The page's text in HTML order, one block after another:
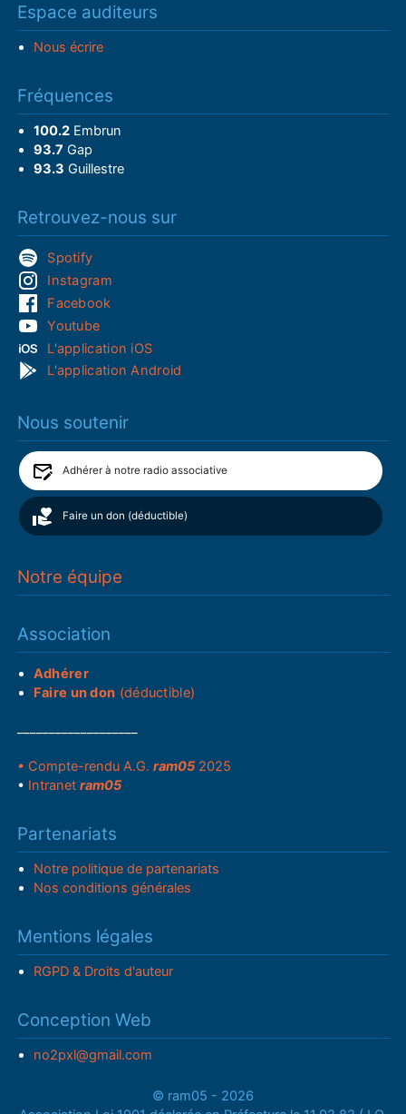
Espace auditeurs
Nous écrire
Fréquences
100.2Embrun
93.7 Gap
93.3 Guillestre
Retrouvez-nous sur
Spotify
Instagram
Facebook
Youtube
L'application iOS
L'application Android
Nous soutenir
Adhérer à notre radio associative
Faire un don (déductible)
Notre équipe
Association
Adhérer
Faire un don (déductible)
• Compte-rendu A.G.ram05 2025
• Intranetram05
Partenariats
Notre politique de partenariats
Nos conditions générales
Mentions légales
RGPD & Droits d'auteur
Conception Web
no2pxl@gmail.com
© ram05 - 2026